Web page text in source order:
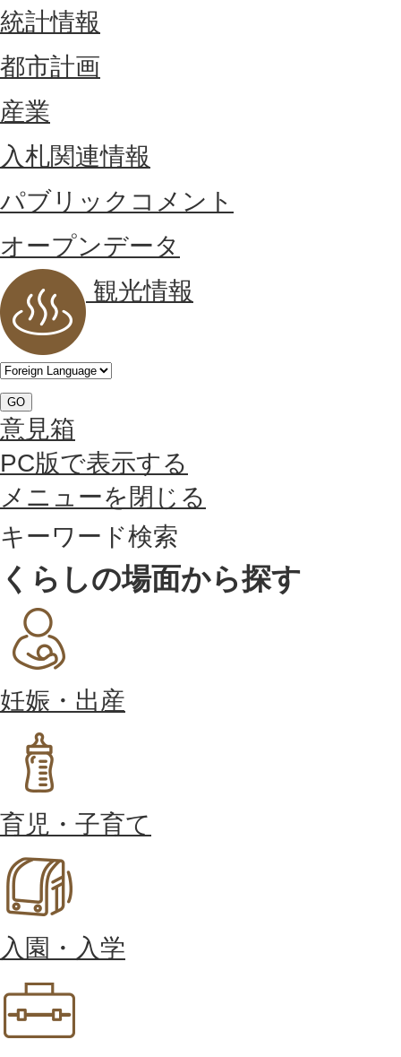
統計情報
都市計画
産業
入札関連情報
パブリックコメント
オープンデータ
観光情報
GO
意見箱
PC版で表示する
メニューを閉じる
キーワード検索
くらしの場面から探す
妊娠・出産
育児・子育て
入園・入学